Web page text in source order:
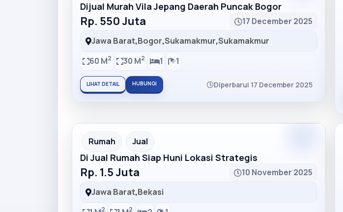
Dijual Murah Vila Jepang Daerah Puncak Bogor
Rp. 550 Juta
17 December 2025
Jawa Barat,Bogor,Sukamakmur,Sukamakmur
60 M2 30 M2 1 1
LIHAT DETAIL HUBUNGI Diperbarui 17 December 2025
Partner Ad
Rumah Jual
Di Jual Rumah Siap Huni Lokasi Strategis
Rp. 1.5 Juta
10 November 2025
Jawa Barat,Bekasi
2 2